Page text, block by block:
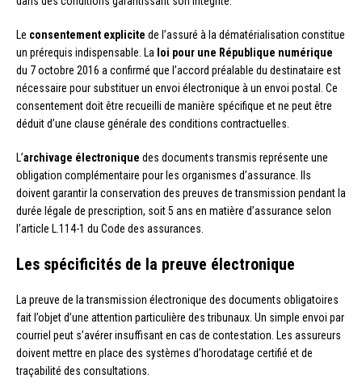
Le consentement explicite de l’assuré à la dématérialisation constitue
un prérequis indispensable. La loi pour une République numérique
du 7 octobre 2016 a confirmé que l’accord préalable du destinataire est
nécessaire pour substituer un envoi électronique à un envoi postal. Ce
consentement doit être recueilli de manière spécifique et ne peut être
déduit d’une clause générale des conditions contractuelles.
L’archivage électronique des documents transmis représente une
obligation complémentaire pour les organismes d’assurance. Ils
doivent garantir la conservation des preuves de transmission pendant la
durée légale de prescription, soit 5 ans en matière d’assurance selon
l’article L.114-1 du Code des assurances.
Les spécificités de la preuve électronique
La preuve de la transmission électronique des documents obligatoires
fait l’objet d’une attention particulière des tribunaux. Un simple envoi par
courriel peut s’avérer insuffisant en cas de contestation. Les assureurs
doivent mettre en place des systèmes d’horodatage certifié et de
traçabilité des consultations.